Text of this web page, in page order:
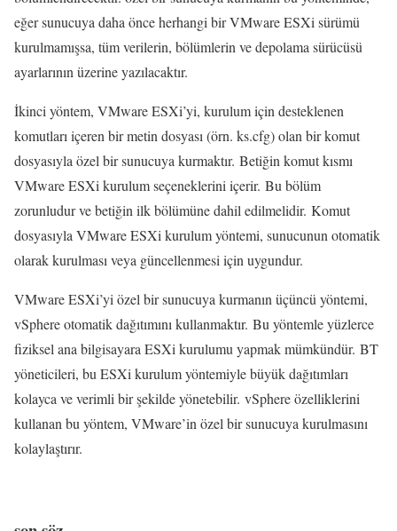
eğer sunucuya daha önce herhangi bir VMware ESXi sürümü
kurulmamışsa, tüm verilerin, bölümlerin ve depolama sürücüsü
ayarlarının üzerine yazılacaktır.
İkinci yöntem, VMware ESXi’yi, kurulum için desteklenen
komutları içeren bir metin dosyası (örn. ks.cfg) olan bir komut
dosyasıyla özel bir sunucuya kurmaktır. Betiğin komut kısmı
VMware ESXi kurulum seçeneklerini içerir. Bu bölüm
zorunludur ve betiğin ilk bölümüne dahil edilmelidir. Komut
dosyasıyla VMware ESXi kurulum yöntemi, sunucunun otomatik
olarak kurulması veya güncellenmesi için uygundur.
VMware ESXi’yi özel bir sunucuya kurmanın üçüncü yöntemi,
vSphere otomatik dağıtımını kullanmaktır. Bu yöntemle yüzlerce
fiziksel ana bilgisayara ESXi kurulumu yapmak mümkündür. BT
yöneticileri, bu ESXi kurulum yöntemiyle büyük dağıtımları
kolayca ve verimli bir şekilde yönetebilir. vSphere özelliklerini
kullanan bu yöntem, VMware’in özel bir sunucuya kurulmasını
kolaylaştırır.